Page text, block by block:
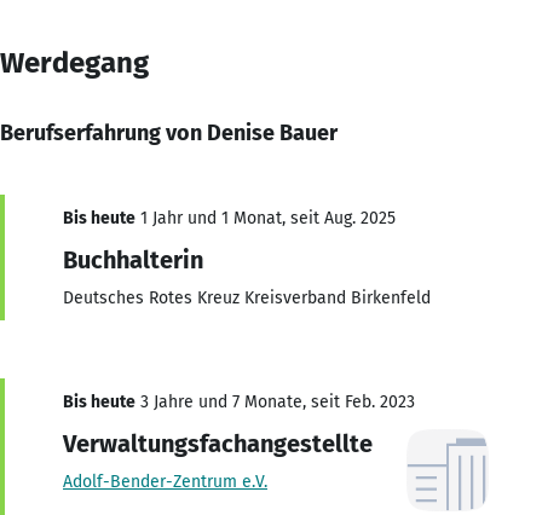
Werdegang
Berufserfahrung von Denise Bauer
Bis heute 1 Jahr und 1 Monat, seit Aug. 2025
Buchhalterin
Deutsches Rotes Kreuz Kreisverband Birkenfeld
Bis heute 3 Jahre und 7 Monate, seit Feb. 2023
Verwaltungsfachangestellte
Adolf-Bender-Zentrum e.V.